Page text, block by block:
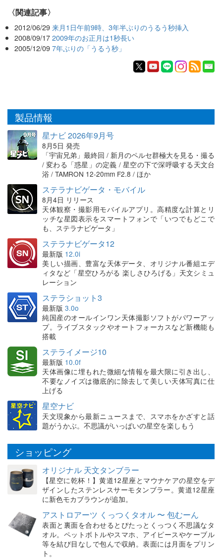
関連記事
2012/06/29 来月1日午前9時、3年半ぶりのうるう秒挿入
2008/09/17 2009年のお正月は1秒長い
2005/12/09 7年ぶりの「うるう秒」
製品情報
星ナビ 2026年9月号
8月5日 発売
「宇宙兄弟」最終回 / 新月のペルセ群極大を見る・撮る
/ 変わる「惑星」の定義 / 星空の下で深呼吸する天文台
浴 / TAMRON 12-20mm F2.8 / ほか
ステラナビゲータ・モバイル
8月4日 リリース
天体観察・撮影用モバイルアプリ。高精度な計算とリ
ッチな星図表示をスマートフォンで「いつでもどこで
も、ステラナビゲータ」
ステラナビゲータ12
最新版 12.0i
美しい描画、豊富な天体データ、オリジナル番組エデ
ィタなど「星空ひろがる 楽しさひろげる」天文シミュ
レーション
ステラショット3
最新版 3.0o
純国産のオールインワン天体撮影ソフトがパワーアッ
プ。ライブスタックやオートフォーカスなど新機能も
搭載
ステライメージ10
最新版 10.0f
天体画像に埋もれた微細な情報を最大限に引き出し、
不要なノイズは徹底的に除去して美しい天体写真に仕
上げる
星空ナビ
天文現象から最新ニュースまで、スマホをかざすと話
題がうかぶ。不思議がいっぱいの星空を楽しもう
ショッピング
オリジナル 天文タンブラー
【星空に乾杯！】黄道12星座とマウナケアの星空をデ
ザインしたステンレスサーモタンブラー。黄道12星座
に新色モカブラウンが追加。
アストロアーツ くっつくタオル 〜 包むーん
表面と裏面を合わせるとぴたっとくっつく不思議なタ
オル。ペットボトルやスマホ、アイピースやケーブル
等を結び目なしで包んで収納。表面には月面をプリン
ト。